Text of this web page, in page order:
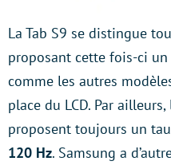
La Tab S9 se distingue
proposant cette fois-ci un
comme les autres
place du LCD. Par
proposent toujours un
120 Hz. Samsung a